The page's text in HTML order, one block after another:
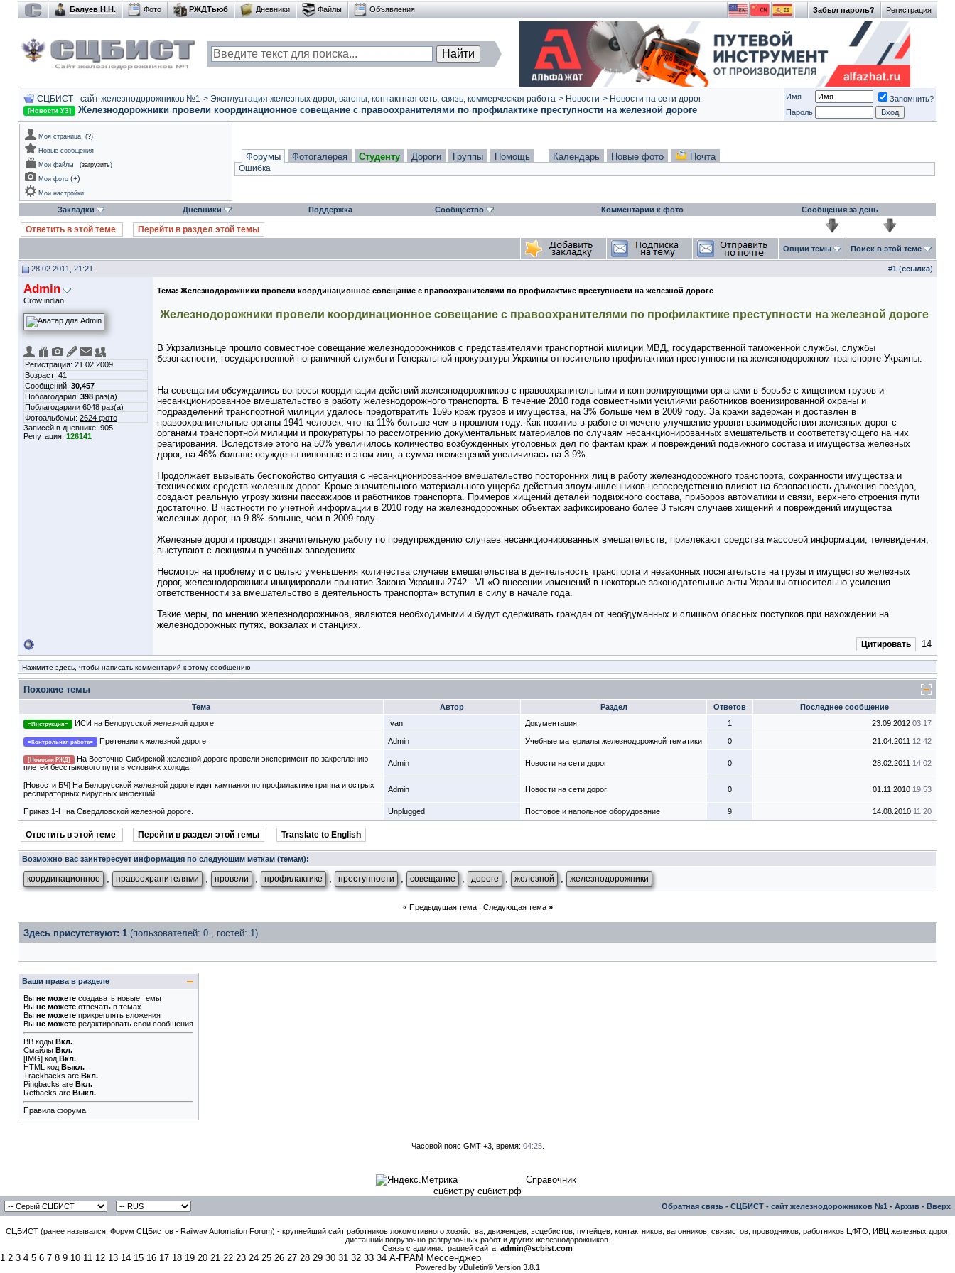
Регистрация
Забыл пароль?
Балуев Н.Н. Фото РЖДТьюб Дневники Файлы Объявления
СЦБИСТ - сайт железнодорожников №1 > Эксплуатация железных дорог, вагоны, контактная сеть, связь, коммерческая работа > Новости > Новости на сети дорог
[Новости УЗ] Железнодорожники провели координационное совещание с правоохранителями по профилактике преступности на железной дороге
Имя
Запомнить?
Пароль
Моя страница (?)
Новые сообщения
Мои файлы
(загрузить)
Мои фото (+)
Мои настройки
Форумы Фотогалерея Студенту Дороги Группы Помощь Календарь Новые фото Почта
Ошибка
Закладки Дневники Поддержка Сообщество Комментарии к фото Сообщения за день
Ответить в этой теме Перейти в раздел этой темы
Опции темы Поиск в этой теме
28.02.2011, 21:21 #1 (ссылка)
Admin
Crow indian
Регистрация: 21.02.2009
Возраст: 41
Сообщений: 30,457
Поблагодарил: 398 раз(а)
Поблагодарили 6048 раз(а)
Фотоальбомы: 2624 фото
Записей в дневнике: 905
Репутация: 126141
Тема: Железнодорожники провели координационное совещание с правоохранителями по профилактике преступности на железной дороге
Железнодорожники провели координационное совещание с правоохранителями по профилактике преступности на железной дороге
В Укрзализныце прошло совместное совещание железнодорожников с представителями транспортной милиции МВД, государственной таможенной службы, службы
безопасности, государственной пограничной службы и Генеральной прокуратуры Украины относительно профилактики преступности на железнодорожном транспорте Украины.
На совещании обсуждались вопросы координации действий железнодорожников с правоохранительными и контролирующими органами в борьбе с хищением грузов и
несанкционированное вмешательство в работу железнодорожного транспорта. В течение 2010 года совместными усилиями работников военизированной охраны и
подразделений транспортной милиции удалось предотвратить 1595 краж грузов и имущества, на 3% больше чем в 2009 году. За кражи задержан и доставлен в
правоохранительные органы 1941 человек, что на 11% больше чем в прошлом году. Как позитив в работе отмечено улучшение уровня взаимодействия железных дорог с
органами транспортной милиции и прокуратуры по рассмотрению документальных материалов по случаям несанкционированных вмешательств и соответствующего на них
реагирования. Вследствие этого на 50% увеличилось количество возбужденных уголовных дел по фактам краж и повреждений подвижного состава и имущества железных
дорог, на 46% больше осуждены виновные в этом лиц, а сумма возмещений увеличилась на 3 9%.
Продолжает вызывать беспокойство ситуация с несанкционированное вмешательство посторонних лиц в работу железнодорожного транспорта, сохранности имущества и
технических средств железных дорог. Кроме значительного материального ущерба действия злоумышленников непосредственно влияют на безопасность движения поездов,
создают реальную угрозу жизни пассажиров и работников транспорта. Примеров хищений деталей подвижного состава, приборов автоматики и связи, верхнего строения пути
достаточно. В частности по учетной информации в 2010 году на железнодорожных объектах зафиксировано более 3 тысяч случаев хищений и повреждений имущества
железных дорог, на 9.8% больше, чем в 2009 году.
Железные дороги проводят значительную работу по предупреждению случаев несанкционированных вмешательств, привлекают средства массовой информации, телевидения,
выступают с лекциями в учебных заведениях.
Несмотря на проблему и с целью уменьшения количества случаев вмешательства в деятельность транспорта и незаконных посягательств на грузы и имущество железных
дорог, железнодорожники инициировали принятие Закона Украины 2742 - VI «О внесении изменений в некоторые законодательные акты Украины относительно усиления
ответственности за вмешательство в деятельность транспорта» вступил в силу в начале года.
Такие меры, по мнению железнодорожников, являются необходимыми и будут сдерживать граждан от необдуманных и слишком опасных поступков при нахождении на
железнодорожных путях, вокзалах и станциях.
Цитировать 14
Нажмите здесь, чтобы написать комментарий к этому сообщению
Похожие темы
Тема Автор Раздел Ответов Последнее сообщение
=Инструкция= ИСИ на Белорусской железной дороге Ivan Документация 1 23.09.2012 03:17
=Контрольная работа= Претензии к железной дороге Admin Учебные материалы железнодорожной тематики 0 21.04.2011 12:42
[Новости РЖД]
На Восточно-Сибирской железной дороге провели эксперимент по закреплению
плетей бесстыкового пути в условиях холода
Admin Новости на сети дорог 0 28.02.2011 14:02
[Новости БЧ] На Белорусской железной дороге идет кампания по профилактике гриппа и острых
респираторных вирусных инфекций
Admin Новости на сети дорог 0 01.11.2010 19:53
Приказ 1-Н на Свердловской железной дороге. Unplugged Постовое и напольное оборудование 9 14.08.2010 11:20
Ответить в этой теме Перейти в раздел этой темы Translate to English
Возможно вас заинтересует информация по следующим меткам (темам):
координационное правоохранителями провели профилактике преступности совещание дороге железной железнодорожники
« Предыдущая тема| Следующая тема »
Здесь присутствуют: 1 (пользователей: 0 , гостей: 1)
Ваши права в разделе
Вы не можете создавать новые темы
Вы не можете отвечать в темах
Вы не можете прикреплять вложения
Вы не можете редактировать свои сообщения
BB коды Вкл.
Смайлы Вкл.
[IMG] код Вкл.
HTML код Выкл.
Trackbacks are Вкл.
Pingbacks are Вкл.
Refbacks are Выкл.
Правила форума
Часовой пояс GMT +3, время: 04:25.
Справочник
сцбист.ру сцбист.рф
Обратная связь - СЦБИСТ - сайт железнодорожников №1 - Архив - Вверх
СЦБИСТ (ранее назывался: Форум СЦБистов - Railway Automation Forum) - крупнейший сайт работников локомотивного хозяйства, движенцев, эсцебистов, путейцев, контактников, вагонников, связистов, проводников, работников ЦФТО, ИВЦ железных дорог,
дистанций погрузочно-разгрузочных работ и других железнодорожников.
Связь с администрацией сайта: admin@scbist.com
1 2 3 4 5 6 7 8 9 10 11 12 13 14 15 16 17 18 19 20 21 22 23 24 25 26 27 28 29 30 31 32 33 34 А-ГРАМ Мессенджер
Powered by vBulletin® Version 3.8.1